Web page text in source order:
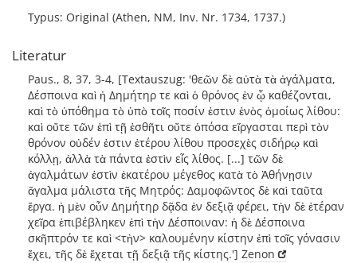
Typus: Original (Athen, NM, Inv. Nr. 1734, 1737.)
Literatur
Paus., 8, 37, 3-4, [Textauszug: 'θεῶν δὲ αὐτὰ τὰ ἀγάλματα,
Δέσποινα καὶ ἡ Δημήτηρ τε καὶ ὁ θρόνος ἐν ᾧ καθέζονται,
καὶ τὸ ὑπόθημα τὸ ὑπὸ τοῖς ποσίν ἐστιν ἑνὸς ὁμοίως λίθου:
καὶ οὔτε τῶν ἐπὶ τῇ ἐσθῆτι οὔτε ὁπόσα εἴργασται περὶ τὸν
θρόνον οὐδέν ἐστιν ἑτέρου λίθου προσεχὲς σιδήρῳ καὶ
κόλλῃ, ἀλλὰ τὰ πάντα ἐστὶν εἷς λίθος. [...] τῶν δὲ
ἀγαλμάτων ἐστὶν ἑκατέρου μέγεθος κατὰ τὸ Ἀθήνῃσιν
ἄγαλμα μάλιστα τῆς Μητρός: Δαμοφῶντος δὲ καὶ ταῦτα
ἔργα. ἡ μὲν οὖν Δημήτηρ δᾷδα ἐν δεξιᾷ φέρει, τὴν δὲ ἑτέραν
χεῖρα ἐπιβέβληκεν ἐπὶ τὴν Δέσποιναν: ἡ δὲ Δέσποινα
σκῆπτρόν τε καὶ <τὴν> καλουμένην κίστην ἐπὶ τοῖς γόνασιν
ἔχει, τῆς δὲ ἔχεται τῇ δεξιᾷ τῆς κίστης.'] Zenon